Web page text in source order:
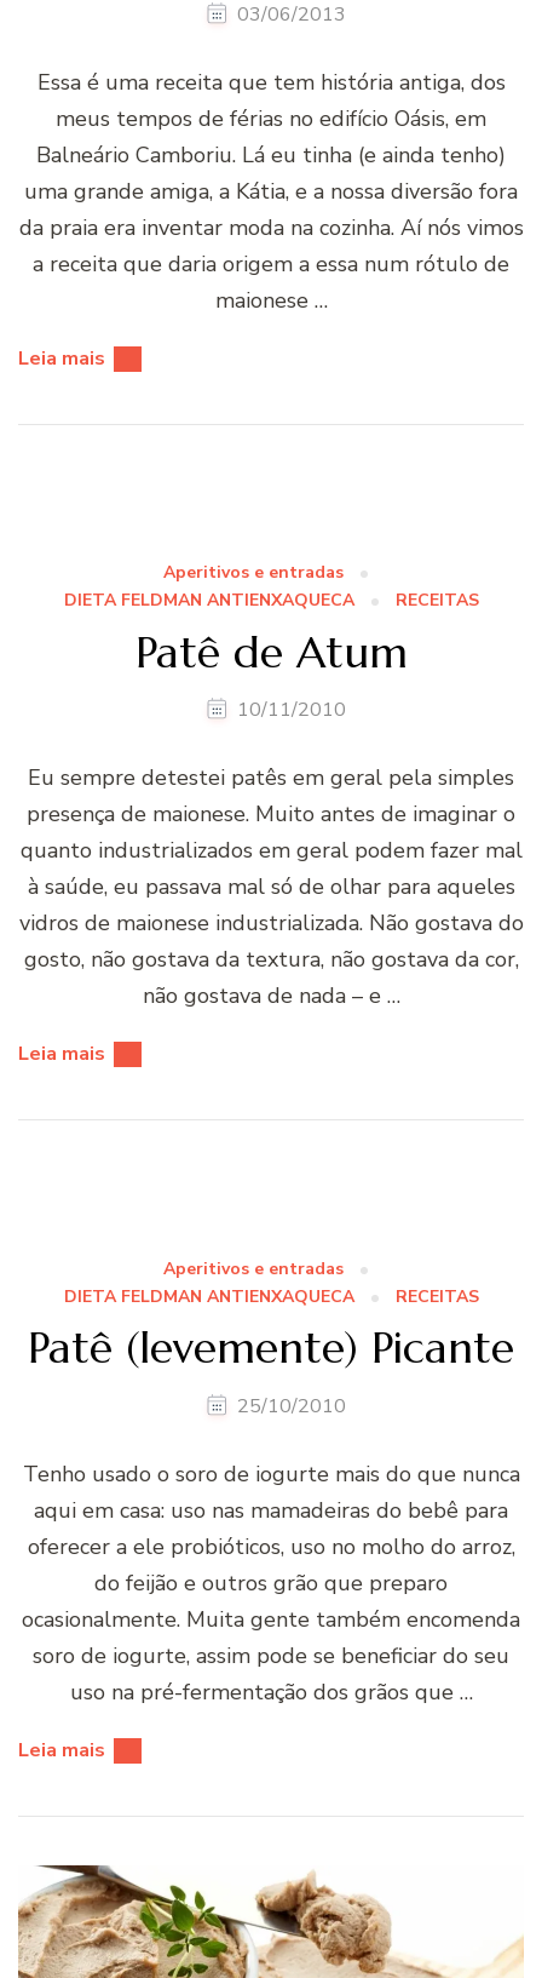
03/06/2013
Essa é uma receita que tem história antiga, dos
meus tempos de férias no edifício Oásis, em
Balneário Camboriu. Lá eu tinha (e ainda tenho)
uma grande amiga, a Kátia, e a nossa diversão fora
da praia era inventar moda na cozinha. Aí nós vimos
a receita que daria origem a essa num rótulo de
maionese …
Leia mais
Aperitivos e entradas
DIETA FELDMAN ANTIENXAQUECA
RECEITAS
Patê de Atum
10/11/2010
Eu sempre detestei patês em geral pela simples
presença de maionese. Muito antes de imaginar o
quanto industrializados em geral podem fazer mal
à saúde, eu passava mal só de olhar para aqueles
vidros de maionese industrializada. Não gostava do
gosto, não gostava da textura, não gostava da cor,
não gostava de nada – e …
Leia mais
Aperitivos e entradas
DIETA FELDMAN ANTIENXAQUECA
RECEITAS
Patê (levemente) Picante
25/10/2010
Tenho usado o soro de iogurte mais do que nunca
aqui em casa: uso nas mamadeiras do bebê para
oferecer a ele probióticos, uso no molho do arroz,
do feijão e outros grão que preparo
ocasionalmente. Muita gente também encomenda
soro de iogurte, assim pode se beneficiar do seu
uso na pré-fermentação dos grãos que …
Leia mais